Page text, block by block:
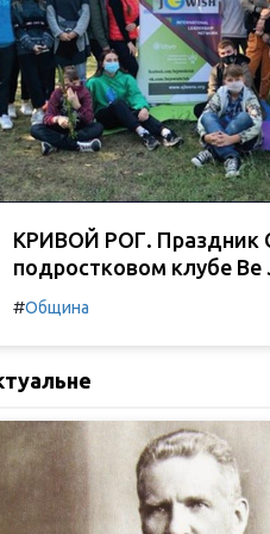
КРИВОЙ РОГ. Праздник
подростковом клубе Be
#Община